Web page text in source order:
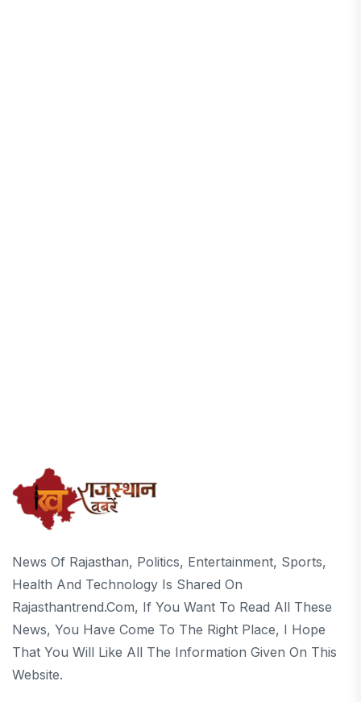
News Of Rajasthan, Politics, Entertainment, Sports,
Health And Technology Is Shared On
Rajasthantrend.com, If You Want To Read All These
News, You Have Come To The Right Place, I Hope
That You Will Like All The Information Given On This
Website.